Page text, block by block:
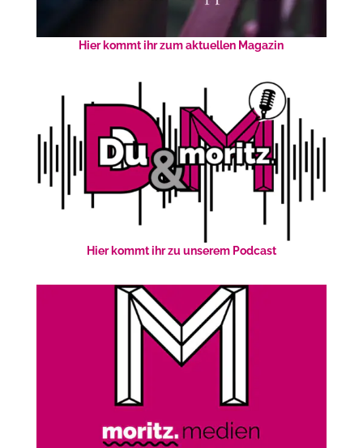
Hier kommt ihr zum aktuellen Magazin
Hier kommt ihr zu unserem Podcast